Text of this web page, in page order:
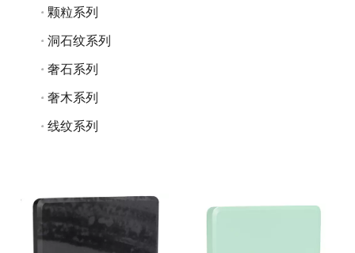
颗粒系列
洞石纹系列
奢石系列
奢木系列
线纹系列